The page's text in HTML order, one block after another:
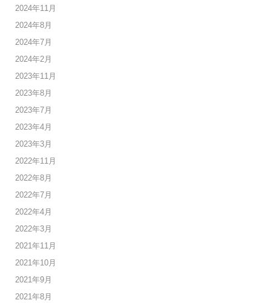
2024年11月
2024年8月
2024年7月
2024年2月
2023年11月
2023年8月
2023年7月
2023年4月
2023年3月
2022年11月
2022年8月
2022年7月
2022年4月
2022年3月
2021年11月
2021年10月
2021年9月
2021年8月